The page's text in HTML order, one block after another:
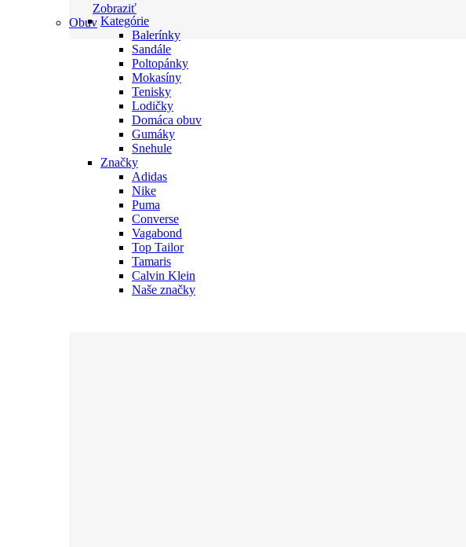
Zobraziť
Obuv Kategórie
Balerínky
Sandále
Poltopánky
Mokasíny
Tenisky
Lodičky
Domáca obuv
Gumáky
Snehule
Značky
Adidas
Nike
Puma
Converse
Vagabond
Top Tailor
Tamaris
Calvin Klein
Naše značky